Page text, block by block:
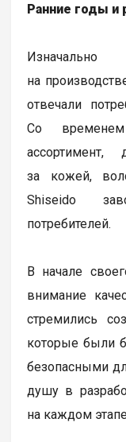
Ранние годы и
на
отвечали
Со
за кожей,
Shiseido
потребителей.
В начале
внимание
стремились
которые были
безопасными
душу в
на каждом